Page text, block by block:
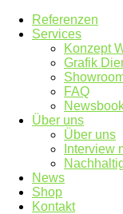
Referenzen
Services
Konzept
Grafik
FAQ
Über uns
Über uns
Interview
News
Shop
Kontakt